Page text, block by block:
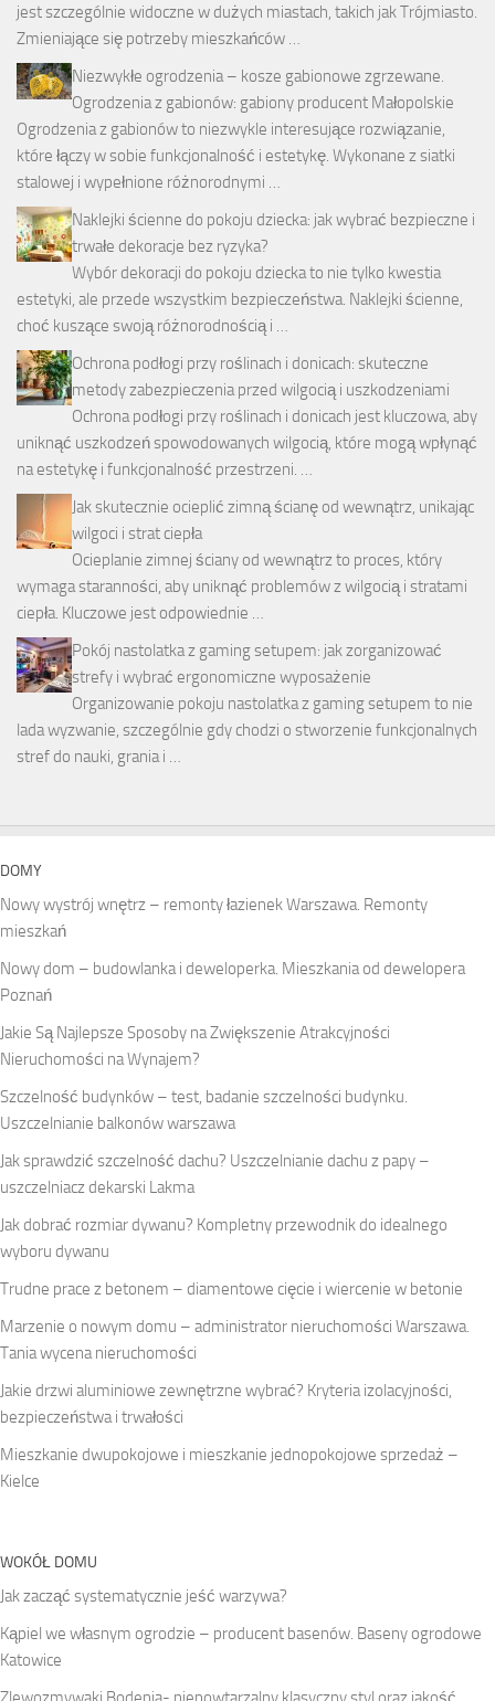
jest szczególnie widoczne w dużych miastach, takich jak Trójmiasto.
Zmieniające się potrzeby mieszkańców …
Niezwykłe ogrodzenia – kosze gabionowe zgrzewane.
Ogrodzenia z gabionów: gabiony producent Małopolskie
Ogrodzenia z gabionów to niezwykle interesujące rozwiązanie,
które łączy w sobie funkcjonalność i estetykę. Wykonane z siatki
stalowej i wypełnione różnorodnymi …
Naklejki ścienne do pokoju dziecka: jak wybrać bezpieczne i
trwałe dekoracje bez ryzyka?
Wybór dekoracji do pokoju dziecka to nie tylko kwestia
estetyki, ale przede wszystkim bezpieczeństwa. Naklejki ścienne,
choć kuszące swoją różnorodnością i …
Ochrona podłogi przy roślinach i donicach: skuteczne
metody zabezpieczenia przed wilgocią i uszkodzeniami
Ochrona podłogi przy roślinach i donicach jest kluczowa, aby
uniknąć uszkodzeń spowodowanych wilgocią, które mogą wpłynąć
na estetykę i funkcjonalność przestrzeni. …
Jak skutecznie ocieplić zimną ścianę od wewnątrz, unikając
wilgoci i strat ciepła
Ocieplanie zimnej ściany od wewnątrz to proces, który
wymaga staranności, aby uniknąć problemów z wilgocią i stratami
ciepła. Kluczowe jest odpowiednie …
Pokój nastolatka z gaming setupem: jak zorganizować
strefy i wybrać ergonomiczne wyposażenie
Organizowanie pokoju nastolatka z gaming setupem to nie
lada wyzwanie, szczególnie gdy chodzi o stworzenie funkcjonalnych
stref do nauki, grania i …
DOMY
Nowy wystrój wnętrz – remonty łazienek Warszawa. Remonty
mieszkań
Nowy dom – budowlanka i deweloperka. Mieszkania od dewelopera
Poznań
Jakie Są Najlepsze Sposoby na Zwiększenie Atrakcyjności
Nieruchomości na Wynajem?
Szczelność budynków – test, badanie szczelności budynku.
Uszczelnianie balkonów warszawa
Jak sprawdzić szczelność dachu? Uszczelnianie dachu z papy –
uszczelniacz dekarski Lakma
Jak dobrać rozmiar dywanu? Kompletny przewodnik do idealnego
wyboru dywanu
Trudne prace z betonem – diamentowe cięcie i wiercenie w betonie
Marzenie o nowym domu – administrator nieruchomości Warszawa.
Tania wycena nieruchomości
Jakie drzwi aluminiowe zewnętrzne wybrać? Kryteria izolacyjności,
bezpieczeństwa i trwałości
Mieszkanie dwupokojowe i mieszkanie jednopokojowe sprzedaż –
Kielce
WOKÓŁ DOMU
Jak zacząć systematycznie jeść warzywa?
Kąpiel we własnym ogrodzie – producent basenów. Baseny ogrodowe
Katowice